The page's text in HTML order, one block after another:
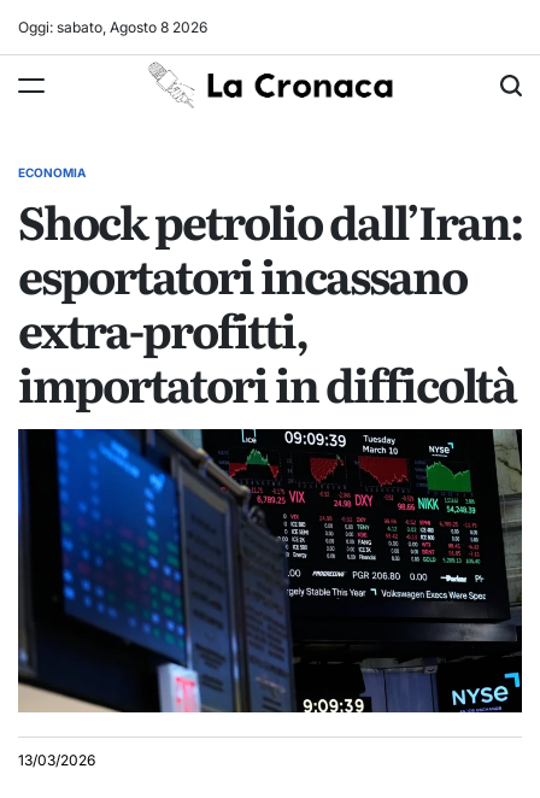
Oggi: sabato, Agosto 8 2026
La
Cronaca
POSTED
ECONOMIA
Shock petrolio dall’Iran:
esportatori incassano
extra-profitti,
importatori in difficoltà
13/03/2026